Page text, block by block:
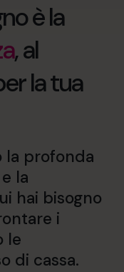
è la
, al
la tua
la profonda
la
hai bisogno
i
le
di cassa.